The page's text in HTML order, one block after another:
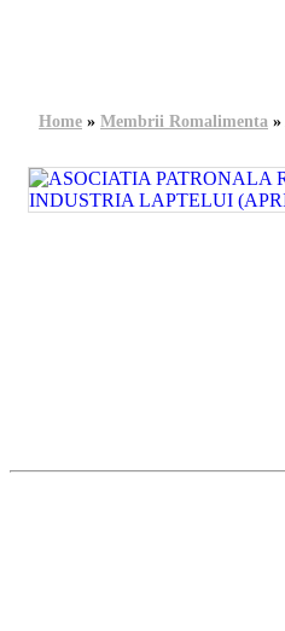
Home » Membrii Romalimenta »